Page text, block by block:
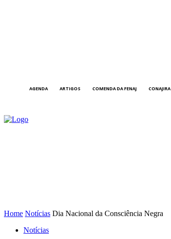
AGENDA ARTIGOS COMENDA DA FENAJ CONAJIRA
Home Notícias Dia Nacional da Consciência Negra
Notícias